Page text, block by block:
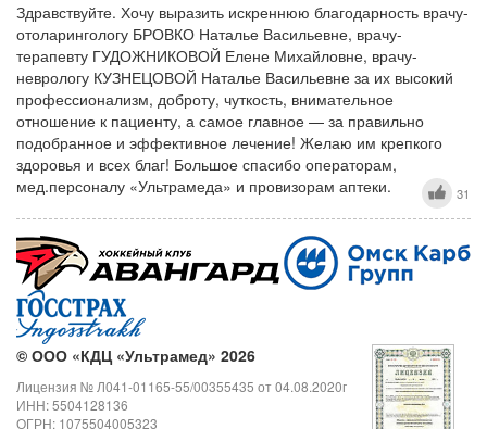
Здравствуйте. Хочу выразить искреннюю благодарность врачу-
отоларингологу БРОВКО Наталье Васильевне, врачу-
терапевту ГУДОЖНИКОВОЙ Елене Михайловне, врачу-
неврологу КУЗНЕЦОВОЙ Наталье Васильевне за их высокий
профессионализм, доброту, чуткость, внимательное
отношение к пациенту, а самое главное — за правильно
подобранное и эффективное лечение! Желаю им крепкого
здоровья и всех благ! Большое спасибо операторам,
мед.персоналу «Ультрамеда» и провизорам аптеки.
31
© ООО «КДЦ «Ультрамед» 2026
Лицензия № Л041-01165-55/00355435 от 04.08.2020г
ИНН: 5504128136
ОГРН: 1075504005323